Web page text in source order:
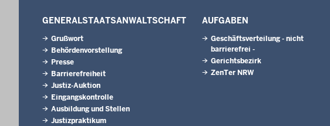
GENERALSTAATSANWALTSCHAFT
Grußwort
Behördenvorstellung
Presse
Barrierefreiheit
Justiz-Auktion
Eingangskontrolle
Ausbildung und Stellen
Justizpraktikum
AUFGABEN
Geschäftsverteilung - nicht
barrierefrei -
Gerichtsbezirk
ZenTer NRW